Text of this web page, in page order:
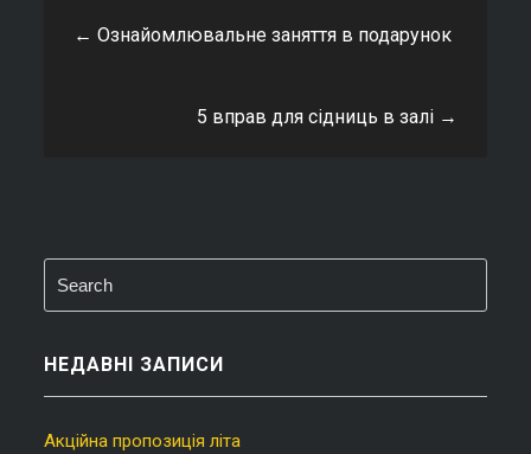
← Ознайомлювальне заняття в подарунок
5 вправ для сідниць в залі →
НЕДАВНІ ЗАПИСИ
Акційна пропозиція літа